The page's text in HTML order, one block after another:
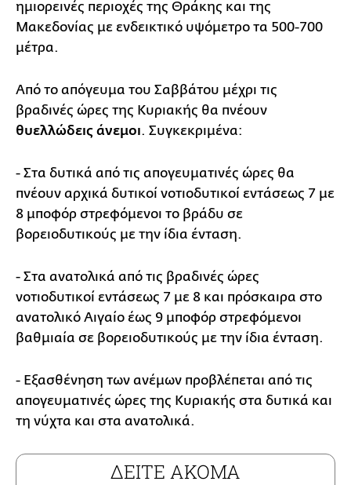
ημιορεινές περιοχές της Θράκης και της
Μακεδονίας με ενδεικτικό υψόμετρο τα 500-700
μέτρα.
Από το απόγευμα του Σαββάτου μέχρι τις
βραδινές ώρες της Κυριακής θα πνέουν
θυελλώδεις άνεμοι. Συγκεκριμένα:
- Στα δυτικά από τις απογευματινές ώρες θα
πνέουν αρχικά δυτικοί νοτιοδυτικοί εντάσεως 7 με
8 μποφόρ στρεφόμενοι το βράδυ σε
βορειοδυτικούς με την ίδια ένταση.
- Στα ανατολικά από τις βραδινές ώρες
νοτιοδυτικοί εντάσεως 7 με 8 και πρόσκαιρα στο
ανατολικό Αιγαίο έως 9 μποφόρ στρεφόμενοι
βαθμιαία σε βορειοδυτικούς με την ίδια ένταση.
- Εξασθένηση των ανέμων προβλέπεται από τις
απογευματινές ώρες της Κυριακής στα δυτικά και
τη νύχτα και στα ανατολικά.
ΔΕΙΤΕ ΑΚΟΜΑ